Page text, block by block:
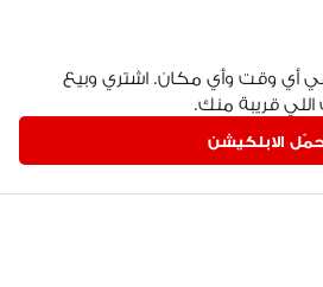
وقت وأي مكان. اشتري وبيع
اللي قريبة منك.
الابلكيشن